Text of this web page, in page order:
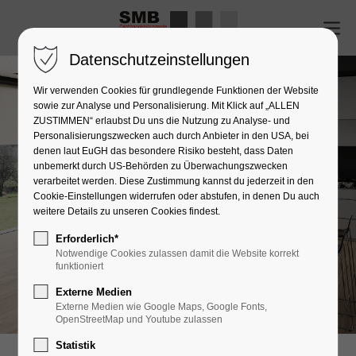
Datenschutzeinstellungen
Wir verwenden Cookies für grundlegende Funktionen der Website
sowie zur Analyse und Personalisierung. Mit Klick auf „ALLEN
ZUSTIMMEN“ erlaubst Du uns die Nutzung zu Analyse- und
Personalisierungszwecken auch durch Anbieter in den USA, bei
denen laut EuGH das besondere Risiko besteht, dass Daten
unbemerkt durch US-Behörden zu Überwachungszwecken
verarbeitet werden. Diese Zustimmung kannst du jederzeit in den
Cookie-Einstellungen widerrufen oder abstufen, in denen Du auch
weitere Details zu unseren Cookies findest.
Erforderlich*
Notwendige Cookies zulassen damit die Website korrekt
funktioniert
Externe Medien
Externe Medien wie Google Maps, Google Fonts,
OpenStreetMap und Youtube zulassen
Statistik